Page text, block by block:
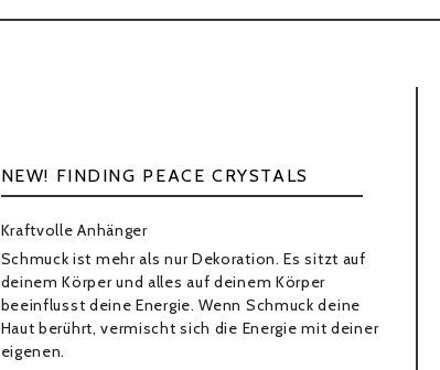
NEW! FINDING PEACE CRYSTALS
Kraftvolle Anhänger
Schmuck ist mehr als nur Dekoration. Es sitzt auf
deinem Körper und alles auf deinem Körper
beeinflusst deine Energie. Wenn Schmuck deine
Haut berührt, vermischt sich die Energie mit deiner
eigenen.